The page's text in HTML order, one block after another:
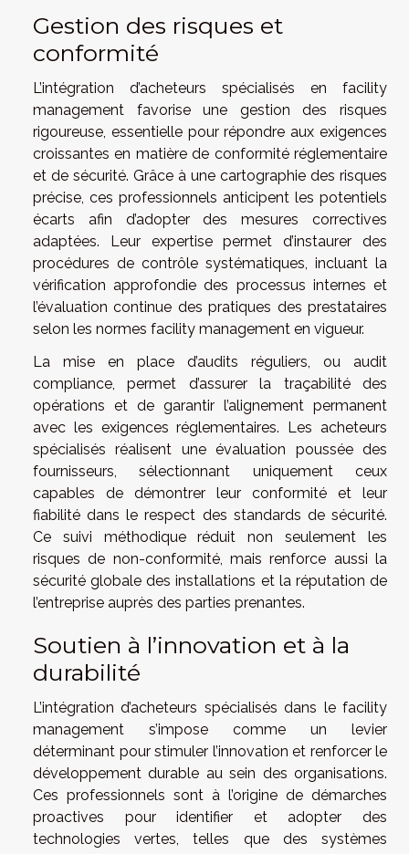
Gestion des risques et
conformité
L’intégration d’acheteurs spécialisés en facility
management favorise une gestion des risques
rigoureuse, essentielle pour répondre aux exigences
croissantes en matière de conformité réglementaire
et de sécurité. Grâce à une cartographie des risques
précise, ces professionnels anticipent les potentiels
écarts afin d’adopter des mesures correctives
adaptées. Leur expertise permet d’instaurer des
procédures de contrôle systématiques, incluant la
vérification approfondie des processus internes et
l’évaluation continue des pratiques des prestataires
selon les normes facility management en vigueur.
La mise en place d’audits réguliers, ou audit
compliance, permet d’assurer la traçabilité des
opérations et de garantir l’alignement permanent
avec les exigences réglementaires. Les acheteurs
spécialisés réalisent une évaluation poussée des
fournisseurs, sélectionnant uniquement ceux
capables de démontrer leur conformité et leur
fiabilité dans le respect des standards de sécurité.
Ce suivi méthodique réduit non seulement les
risques de non-conformité, mais renforce aussi la
sécurité globale des installations et la réputation de
l’entreprise auprès des parties prenantes.
Soutien à l’innovation et à la
durabilité
L’intégration d’acheteurs spécialisés dans le facility
management s’impose comme un levier
déterminant pour stimuler l’innovation et renforcer le
développement durable au sein des organisations.
Ces professionnels sont à l’origine de démarches
proactives pour identifier et adopter des
technologies vertes, telles que des systèmes